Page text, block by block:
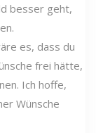
besser geht,
es, dass du
frei hätte,
Ich hoffe,
Wünsche